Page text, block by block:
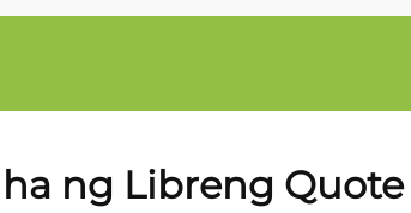
ng Libreng Quote